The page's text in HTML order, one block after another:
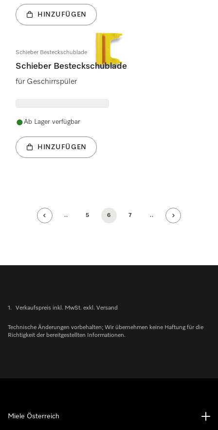
HINZUFÜGEN
Schieber Besteckschublade
Schieber Besteckschublade
für Geschirrspüler
Ab Lager verfügbar
HINZUFÜGEN
.. 5 6 7 ..
1. Verkaufspreis inkl. MwSt. exkl. Versand
Technische Änderungen vorbehalten; Wir übernehmen keine Haftung für die
Richtigkeit der bereitgestellten Informationen.
Miele Österreich